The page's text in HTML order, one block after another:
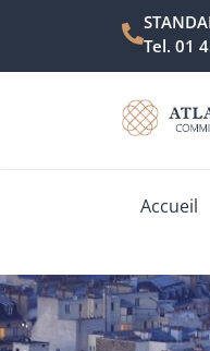
Tel. 01
Accueil